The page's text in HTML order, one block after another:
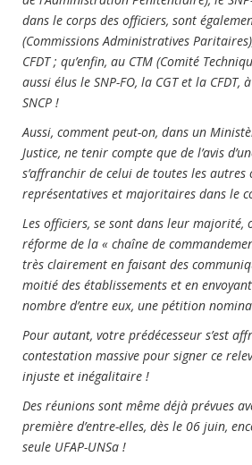
dans le corps des officiers, sont
(Commissions Administratives
CFDT ; qu’enfin, au CTM (Comité
aussi élus le SNP-FO, la CGT et la
SNCP !
Aussi, comment peut-on, dans un
Justice, ne tenir compte que de l’avis
s’affranchir de celui de toutes les
représentatives et majoritaires dans le
Les officiers, se sont dans leur majorité,
réforme de la « chaîne de
très clairement en faisant des
moitié des établissements et en
nombre d’entre eux, une pétition
Pour autant, votre prédécesseur s’est
contestation massive pour signer ce
injuste et inégalitaire !
Des réunions sont même déjà prévues
première d’entre-elles, dès le 06 juin,
seule UFAP-UNSa !